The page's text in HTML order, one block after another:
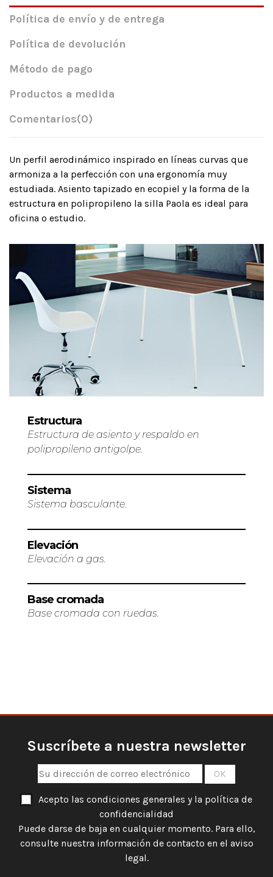
Política de envío y de entrega
Política de devolución
Método de pago
Productos a medida
Comentarios(0)
Un perfil aerodinámico inspirado en líneas curvas que
armoniza a la perfección con una ergonomía muy
estudiada. Asiento tapizado en ecopiel y la forma de la
estructura en polipropileno la silla Paola es ideal para
oficina o estudio.
Estructura
Estructura de asiento y respaldo en
polipropileno antigolpe.
Sistema
Sistema basculante.
Elevación
Elevación a gas.
Base cromada
Base cromada con ruedas.
Suscríbete a nuestra newsletter
Acepto las condiciones generales y la política de
confidencialidad
Puede darse de baja en cualquier momento. Para ello,
consulte nuestra información de contacto en el aviso
legal.